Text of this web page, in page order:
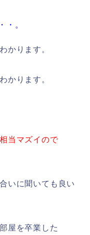
・。
かります。
かります。
当マズイので
いに聞いても良い
屋を卒業した